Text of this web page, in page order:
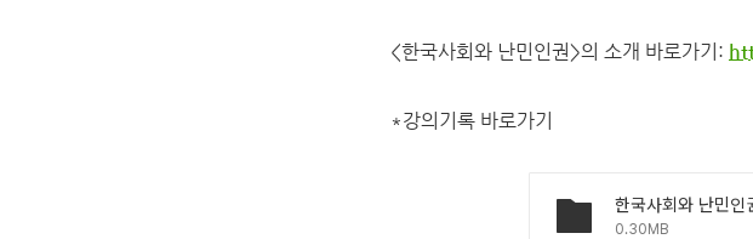
<한국사회와 난민인권>의 소개 바로가기:
*강의기록 바로가기
0.30MB